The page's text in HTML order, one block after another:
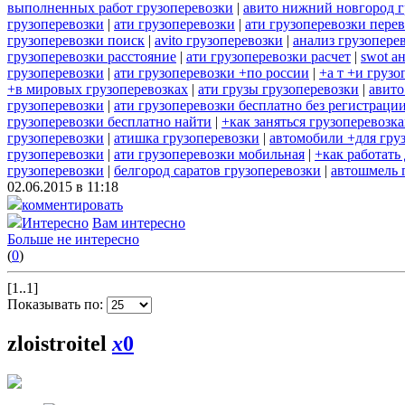
выполненных работ грузоперевозки | авито нижний новгород
грузоперевозки | ати грузоперевозки | ати грузоперевозки
грузоперевозки поиск | avito грузоперевозки | анализ
грузоперевозки расстояние | ати грузоперевозки расчет | swot
грузоперевозки | ати грузоперевозки +по россии | +а т +и
+в мировых грузоперевозках | ати грузы грузоперевозки |
грузоперевозки | ати грузоперевозки бесплатно без
грузоперевозки бесплатно найти | +как заняться
грузоперевозки | атишка грузоперевозки | автомобили +для
грузоперевозки | ати грузоперевозки мобильная | +как
грузоперевозки | белгород саратов грузоперевозки | автошмель
02.06.2015 в 11:18
комментировать
Интересно Вам интересно
Больше не интересно
(0)
[1..1]
Показывать по:
zloistroitel x0